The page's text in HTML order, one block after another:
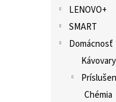
LENOVO+
SMART
Domácnosť
Kávovary
Chémia